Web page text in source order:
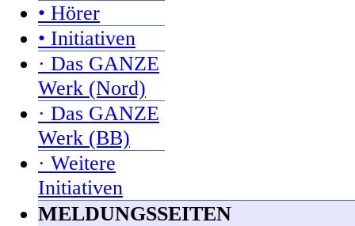
• Hörer
• Initiativen
· Das GANZE
Werk (Nord)
· Das GANZE
Werk (BB)
· Weitere
Initiativen
MELDUNGSSEITEN